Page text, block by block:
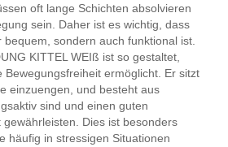
oft lange Schichten absolvieren
sein. Daher ist es wichtig, dass
bequem, sondern auch funktional ist.
KITTEL WEIß ist so gestaltet,
Bewegungsfreiheit ermöglicht. Er sitzt
einzuengen, und besteht aus
sind und einen guten
Dies ist besonders
häufig in stressigen Situationen